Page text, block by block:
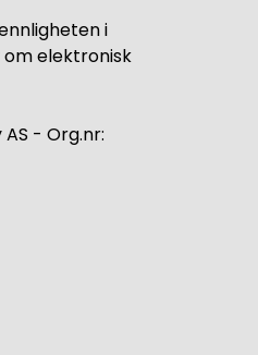
i
om elektronisk
- Org.nr: